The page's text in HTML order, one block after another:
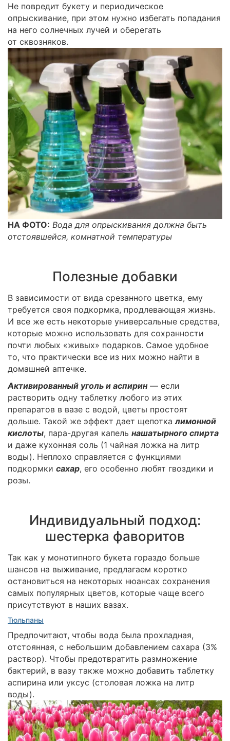
Не повредит букету и периодическое
опрыскивание, при этом нужно избегать попадания
на него солнечных лучей и оберегать
от сквозняков.
НА ФОТО: Вода для опрыскивания должна быть
отстоявшейся, комнатной температуры
Полезные добавки
В зависимости от вида срезанного цветка, ему
требуется своя подкормка, продлевающая жизнь.
И все же есть некоторые универсальные средства,
которые можно использовать для сохранности
почти любых «живых» подарков. Самое удобное
то, что практически все из них можно найти в
домашней аптечке.
Активированный уголь и аспирин— если
растворить одну таблетку любого из этих
препаратов в вазе с водой, цветы простоят
дольше. Такой же эффект дает щепотка лимонной
кислоты, пара-другая капель нашатырного спирта
и даже кухонная соль (1 чайная ложка на литр
воды). Неплохо справляется с функциями
подкормки сахар, его особенно любят гвоздики и
розы.
Индивидуальный подход:
шестерка фаворитов
Так как у монотипного букета гораздо больше
шансов на выживание, предлагаем коротко
остановиться на некоторых нюансах сохранения
самых популярных цветов, которые чаще всего
присутствуют в наших вазах.
Тюльпаны
Предпочитают, чтобы вода была прохладная,
отстоянная, с небольшим добавлением сахара (3%
раствор). Чтобы предотвратить размножение
бактерий, в вазу также можно добавить таблетку
аспирина или уксус (столовая ложка на литр
воды).